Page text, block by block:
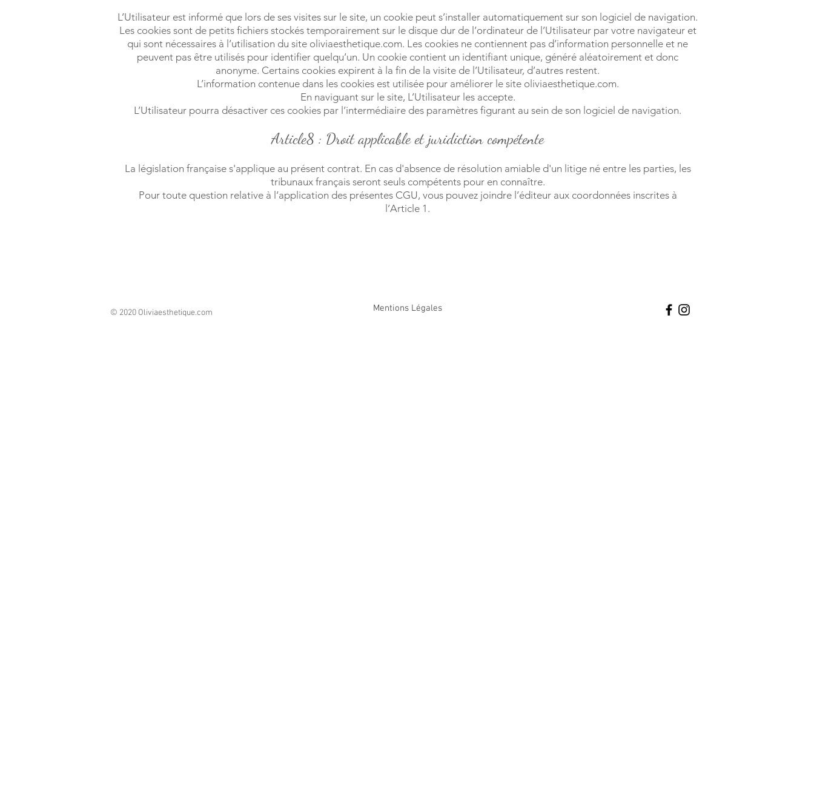
L’Utilisateur est informé que lors de ses visites sur le site, un cookie peut s’installer automatiquement sur son logiciel de navigation.
Les cookies sont de petits fichiers stockés temporairement sur le disque dur de l’ordinateur de l’Utilisateur par votre navigateur et
qui sont nécessaires à l’utilisation du site oliviaesthetique.com. Les cookies ne contiennent pas d’information personnelle et ne
peuvent pas être utilisés pour identifier quelqu’un. Un cookie contient un identifiant unique, généré aléatoirement et donc
anonyme. Certains cookies expirent à la fin de la visite de l’Utilisateur, d’autres restent.
L’information contenue dans les cookies est utilisée pour améliorer le site oliviaesthetique.com.
En naviguant sur le site, L’Utilisateur les accepte.
L’Utilisateur pourra désactiver ces cookies par l’intermédiaire des paramètres figurant au sein de son logiciel de navigation.
Article8 : Droit applicable et juridiction compétente
La législation française s'applique au présent contrat. En cas d'absence de résolution amiable d'un litige né entre les parties, les
tribunaux français seront seuls compétents pour en connaître.
Pour toute question relative à l’application des présentes CGU, vous pouvez joindre l’éditeur aux coordonnées inscrites à
l’Article 1.
© 2020 Oliviaesthetique.com Mentions Légales